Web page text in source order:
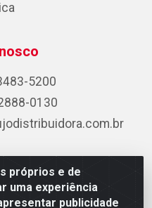
próprios e de
uma experiência
publicidade
5200
0130
de Campos, 42 -
RJ - CEP 20.920-410 -